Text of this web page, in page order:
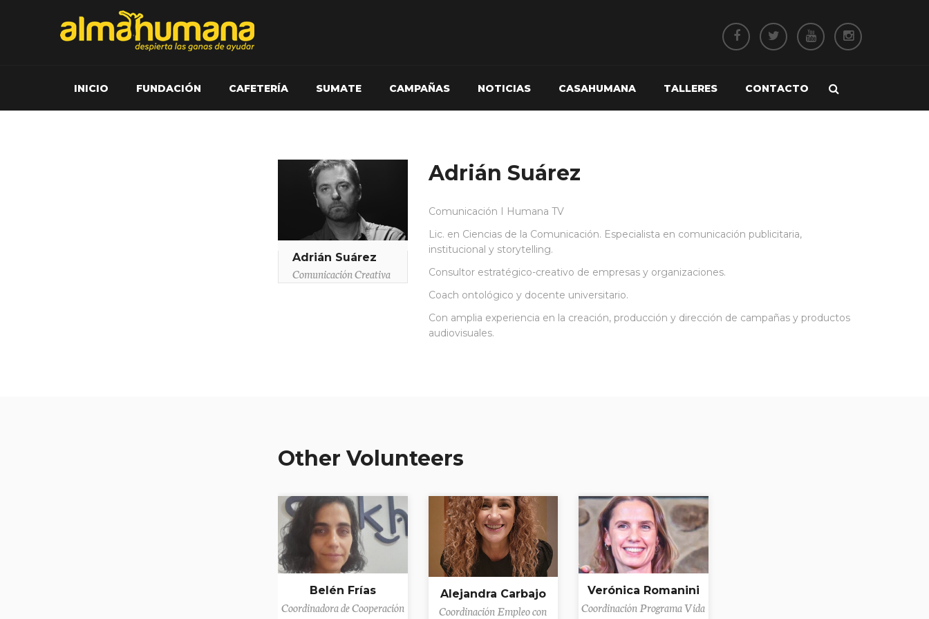
INICIO FUNDACIÓN CAFETERÍA SUMATE CAMPAÑAS NOTICIAS CASAHUMANA TALLERES CONTACTO
Adrián Suárez
Comunicación Creativa
Adrián Suárez
Comunicación I Humana TV
Lic. en Ciencias de la Comunicación. Especialista en comunicación publicitaria,
institucional y storytelling.
Consultor estratégico-creativo de empresas y organizaciones.
Coach ontológico y docente universitario.
Con amplia experiencia en la creación, producción y dirección de campañas y productos
audiovisuales.
Other Volunteers
Belén Frías
Coordinadora de Cooperación
Alejandra Carbajo
Coordinación Empleo con
Verónica Romanini
Coordinación Programa Vida